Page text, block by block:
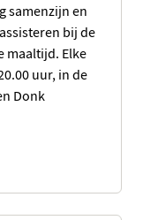
samenzijn en
bij de
maaltijd. Elke
uur, in de
Donk